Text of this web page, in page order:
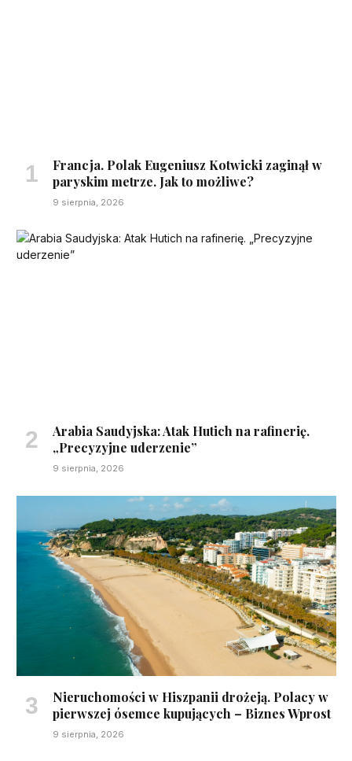
Francja. Polak Eugeniusz Kotwicki zaginął w
paryskim metrze. Jak to możliwe?
9 sierpnia, 2026
Arabia Saudyjska: Atak Hutich na rafinerię.
„Precyzyjne uderzenie”
9 sierpnia, 2026
Nieruchomości w Hiszpanii drożeją. Polacy w
pierwszej ósemce kupujących – Biznes Wprost
9 sierpnia, 2026